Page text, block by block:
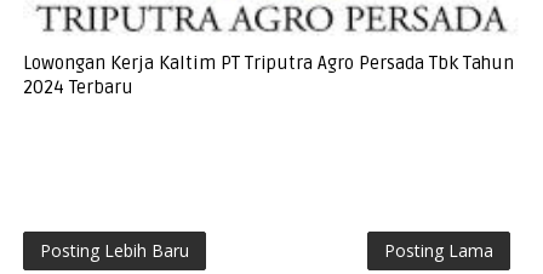
Lowongan Kerja Kaltim PT Triputra Agro Persada Tbk Tahun
2024 Terbaru
Posting Lebih Baru Posting Lama